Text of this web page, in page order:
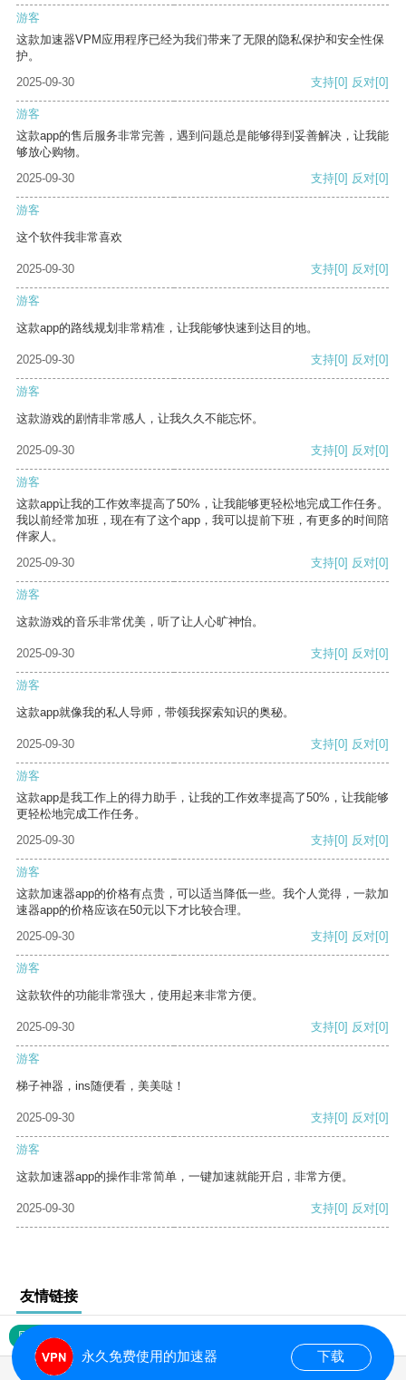
游客
这款加速器VPM应用程序已经为我们带来了无限的隐私保护和安全性保
护。
2025-09-30
支持[0] 反对[0]
游客
这款app的售后服务非常完善，遇到问题总是能够得到妥善解决，让我能
够放心购物。
2025-09-30
支持[0] 反对[0]
游客
这个软件我非常喜欢
2025-09-30 支持[0] 反对[0]
游客
这款app的路线规划非常精准，让我能够快速到达目的地。
2025-09-30 支持[0] 反对[0]
游客
这款游戏的剧情非常感人，让我久久不能忘怀。
2025-09-30 支持[0] 反对[0]
游客
这款app让我的工作效率提高了50%，让我能够更轻松地完成工作任务。
我以前经常加班，现在有了这个app，我可以提前下班，有更多的时间陪
伴家人。
2025-09-30
支持[0] 反对[0]
游客
这款游戏的音乐非常优美，听了让人心旷神怡。
2025-09-30 支持[0] 反对[0]
游客
这款app就像我的私人导师，带领我探索知识的奥秘。
2025-09-30 支持[0] 反对[0]
游客
这款app是我工作上的得力助手，让我的工作效率提高了50%，让我能够
更轻松地完成工作任务。
2025-09-30
支持[0] 反对[0]
游客
这款加速器app的价格有点贵，可以适当降低一些。我个人觉得，一款加
速器app的价格应该在50元以下才比较合理。
2025-09-30
支持[0] 反对[0]
游客
这款软件的功能非常强大，使用起来非常方便。
2025-09-30 支持[0] 反对[0]
游客
梯子神器，ins随便看，美美哒！
2025-09-30 支持[0] 反对[0]
游客
这款加速器app的操作非常简单，一键加速就能开启，非常方便。
2025-09-30 支持[0] 反对[0]
友情链接
网站地图
永久免费使用的加速器 下载